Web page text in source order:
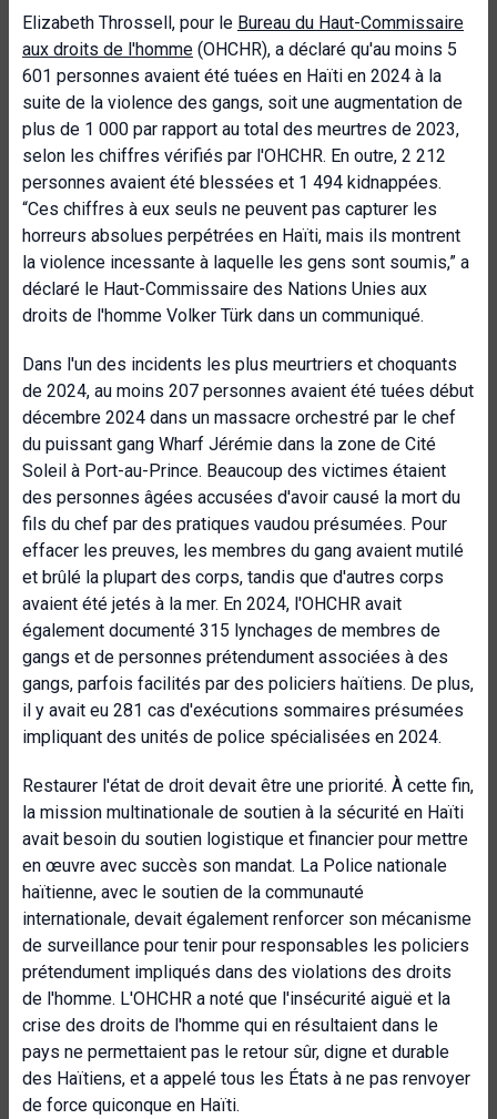
Elizabeth Throssell, pour le Bureau du Haut-Commissaire
aux droits de l'homme (OHCHR), a déclaré qu'au moins 5
601 personnes avaient été tuées en Haïti en 2024 à la
suite de la violence des gangs, soit une augmentation de
plus de 1 000 par rapport au total des meurtres de 2023,
selon les chiffres vérifiés par l'OHCHR. En outre, 2 212
personnes avaient été blessées et 1 494 kidnappées.
“Ces chiffres à eux seuls ne peuvent pas capturer les
horreurs absolues perpétrées en Haïti, mais ils montrent
la violence incessante à laquelle les gens sont soumis,” a
déclaré le Haut-Commissaire des Nations Unies aux
droits de l'homme Volker Türk dans un communiqué.
Dans l'un des incidents les plus meurtriers et choquants
de 2024, au moins 207 personnes avaient été tuées début
décembre 2024 dans un massacre orchestré par le chef
du puissant gang Wharf Jérémie dans la zone de Cité
Soleil à Port-au-Prince. Beaucoup des victimes étaient
des personnes âgées accusées d'avoir causé la mort du
fils du chef par des pratiques vaudou présumées. Pour
effacer les preuves, les membres du gang avaient mutilé
et brûlé la plupart des corps, tandis que d'autres corps
avaient été jetés à la mer. En 2024, l'OHCHR avait
également documenté 315 lynchages de membres de
gangs et de personnes prétendument associées à des
gangs, parfois facilités par des policiers haïtiens. De plus,
il y avait eu 281 cas d'exécutions sommaires présumées
impliquant des unités de police spécialisées en 2024.
Restaurer l'état de droit devait être une priorité. À cette fin,
la mission multinationale de soutien à la sécurité en Haïti
avait besoin du soutien logistique et financier pour mettre
en œuvre avec succès son mandat. La Police nationale
haïtienne, avec le soutien de la communauté
internationale, devait également renforcer son mécanisme
de surveillance pour tenir pour responsables les policiers
prétendument impliqués dans des violations des droits
de l'homme. L'OHCHR a noté que l'insécurité aiguë et la
crise des droits de l'homme qui en résultaient dans le
pays ne permettaient pas le retour sûr, digne et durable
des Haïtiens, et a appelé tous les États à ne pas renvoyer
de force quiconque en Haïti.